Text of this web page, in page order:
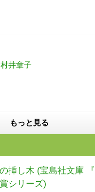
村井章子
もっと見る
挿し木 (宝島社文庫 『
シリーズ)